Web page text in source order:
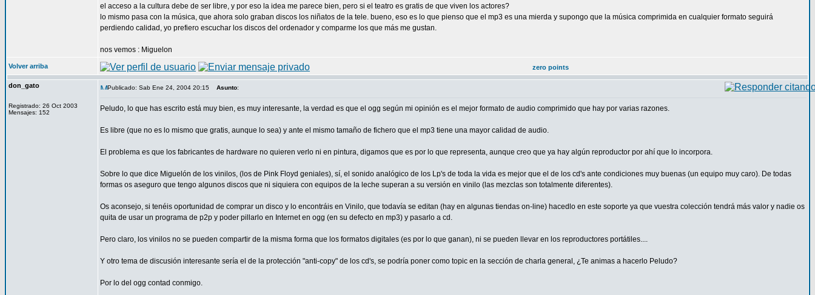
el acceso a la cultura debe de ser libre, y por eso la idea me parece bien, pero si el teatro es gratis de que viven los actores?
lo mismo pasa con la música, que ahora solo graban discos los niñatos de la tele. bueno, eso es lo que pienso que el mp3 es una mierda y supongo que la música comprimida en cualquier formato seguirá
perdiendo calidad, yo prefiero escuchar los discos del ordenador y comparme los que más me gustan.
nos vemos : Miguelon
Volver arriba zero points
don_gato
Registrado: 26 Oct 2003
Mensajes: 152
Publicado: Sab Ene 24, 2004 20:15 Asunto:
Peludo, lo que has escrito está muy bien, es muy interesante, la verdad es que el ogg según mi opinión es el mejor formato de audio comprimido que hay por varias razones.
Es libre (que no es lo mismo que gratis, aunque lo sea) y ante el mismo tamaño de fichero que el mp3 tiene una mayor calidad de audio.
El problema es que los fabricantes de hardware no quieren verlo ni en pintura, digamos que es por lo que representa, aunque creo que ya hay algún reproductor por ahí que lo incorpora.
Sobre lo que dice Miguelón de los vinilos, (los de Pink Floyd geniales), sí, el sonido analógico de los Lp's de toda la vida es mejor que el de los cd's ante condiciones muy buenas (un equipo muy caro). De todas
formas os aseguro que tengo algunos discos que ni siquiera con equipos de la leche superan a su versión en vinilo (las mezclas son totalmente diferentes).
Os aconsejo, si tenéis oportunidad de comprar un disco y lo encontráis en Vinilo, que todavía se editan (hay en algunas tiendas on-line) hacedlo en este soporte ya que vuestra colección tendrá más valor y nadie os
quita de usar un programa de p2p y poder pillarlo en Internet en ogg (en su defecto en mp3) y pasarlo a cd.
Pero claro, los vinilos no se pueden compartir de la misma forma que los formatos digitales (es por lo que ganan), ni se pueden llevar en los reproductores portátiles....
Y otro tema de discusión interesante sería el de la protección "anti-copy" de los cd's, se podría poner como topic en la sección de charla general, ¿Te animas a hacerlo Peludo?
Por lo del ogg contad conmigo.